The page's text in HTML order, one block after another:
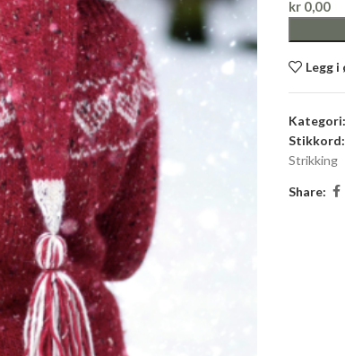
kr0,00
Legg
Kategori:
Stikkord:
Strikking
Share: